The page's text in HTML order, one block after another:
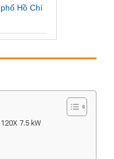
Hồ Chí
7.5 kW